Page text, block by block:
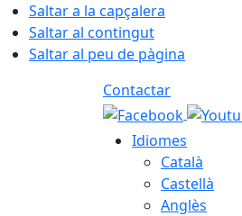
Saltar a la capçalera
Saltar al contingut
Saltar al peu de pàgina
Contactar
Idiomes
Català
Castellà
Anglès